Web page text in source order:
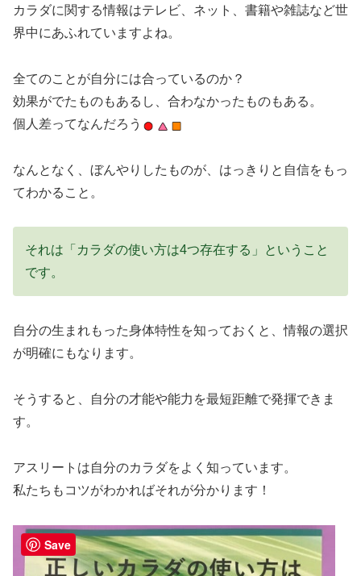
カラダに関する情報はテレビ、ネット、書籍や雑誌など世
界中にあふれていますよね。
全てのことが自分には合っているのか？
効果がでたものもあるし、合わなかったものもある。
個人差ってなんだろう
なんとなく、ぼんやりしたものが、はっきりと自信をもっ
てわかること。
それは「カラダの使い方は4つ存在する」ということ
です。
自分の生まれもった身体特性を知っておくと、情報の選択
が明確にもなります。
そうすると、自分の才能や能力を最短距離で発揮できま
す。
アスリートは自分のカラダをよく知っています。
私たちもコツがわかればそれが分かります！
Save